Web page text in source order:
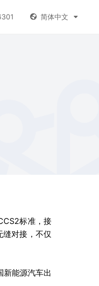
 简体中文 
标准，接
对接，不仅
新能源汽车出